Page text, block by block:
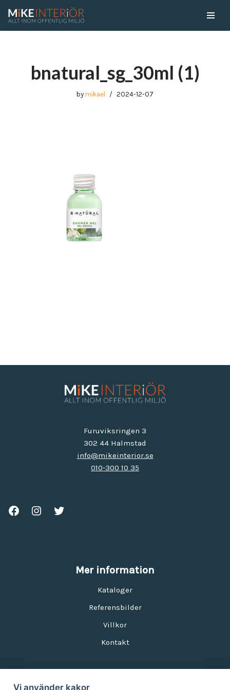
bnatural_sg_30ml (1)
by mikael 2024-12-07
Furuviksringen 3
302 44 Halmstad
info@mikeinterior.se
010-300 10 35
Mer information
Kataloger
Referensbilder
Villkor
Kontakt
Vi använder kakor